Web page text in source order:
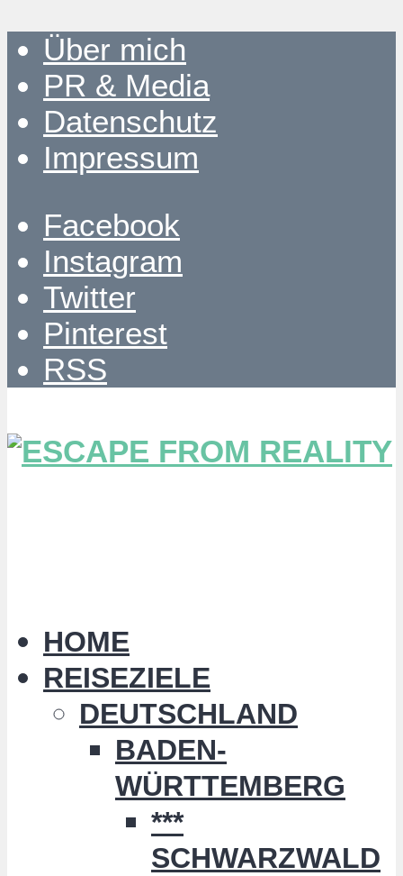
Über mich
PR & Media
Datenschutz
Impressum
Facebook
Instagram
Twitter
Pinterest
RSS
HOME
REISEZIELE
DEUTSCHLAND
BADEN-
WÜRTTEMBERG
***
SCHWARZWALD